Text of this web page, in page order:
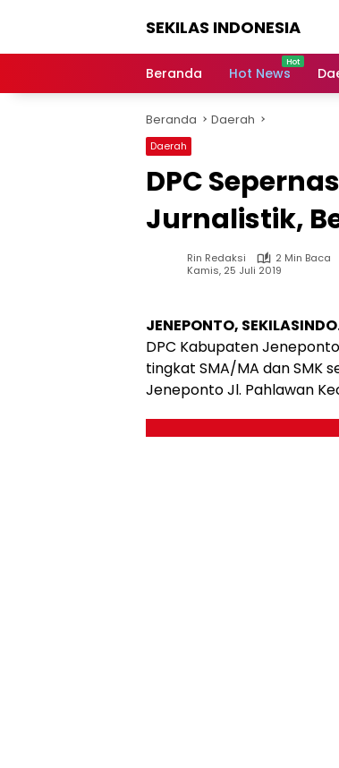
SEKILAS INDONESIA
Terkini,
Latest
World,
Headlines,
News
Beranda Hot News
Beranda Daerah
Daerah
DPC
Jurnalistik,
Rin Redaksi
2 Min Baca
Kamis, 25 Juli 2019
JENEPONTO,
DPC Kabupaten
tingkat SMA/MA dan SMK
Jeneponto Jl. Pahlawan